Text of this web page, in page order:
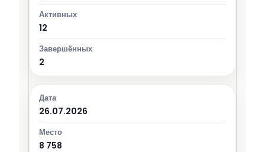
12
2
26.07.2026
8 758